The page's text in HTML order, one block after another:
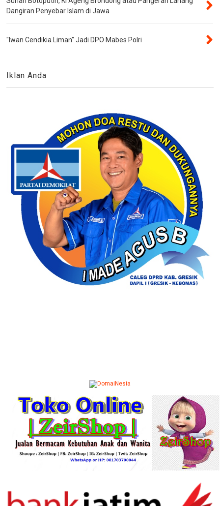
Dangiran Penyebar Islam di Jawa
"Iwan Cendikia Liman" Jadi DPO Mabes Polri
Iklan Anda